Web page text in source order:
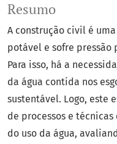
Resumo
A construção civil é
potável e sofre pressão
Para isso, há a
da água contida nos
sustentável. Logo, este
de processos e
do uso da água,